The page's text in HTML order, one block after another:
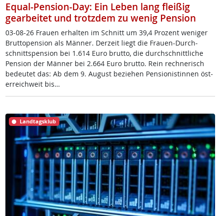
Equal-Pension-Day: Ein Leben lang fleißig
gearbeitet und trotzdem zu wenig Pension
03-08-26 Frau­en er­hal­ten im Schnitt um 39,4 Pro­zent we­ni­ger
Brut­to­pen­si­on als Män­ner. Der­zeit liegt die Frau­en-Durch­
schnitt­s­pen­si­on bei 1.614 Eu­ro brut­to, die durch­schnitt­li­che
Pen­si­on der Män­ner bei 2.664 Eu­ro brut­to. Rein rech­ne­risch
be­deu­tet das: Ab dem 9. Au­gust be­zie­hen Pen­sio­nis­tin­nen ös­t­
er­reich­weit bis…
Landtagsklub